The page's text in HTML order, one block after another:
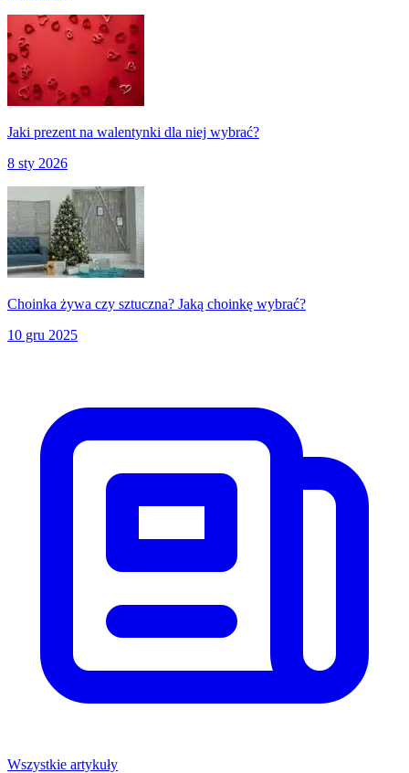
Jaki prezent na walentynki dla niej wybrać?
8 sty 2026
Choinka żywa czy sztuczna? Jaką choinkę wybrać?
10 gru 2025
Wszystkie artykuły